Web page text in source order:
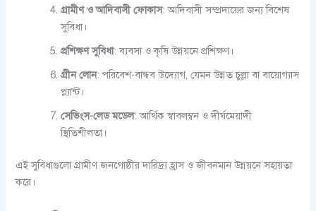
গ্রামীণ ও আদিবাসী ফোকাস: আদিবাসী সম্প্রদায়ের জন্য বিশেষ
সুবিধা।
প্রশিক্ষণ সুবিধা: ব্যবসা ও কৃষি উন্নয়নে প্রশিক্ষণ।
গ্রীন লোন: পরিবেশ-বান্ধব উদ্যোগ, যেমন উন্নত চুল্লা বা বায়োগ্যাস
প্ল্যান্ট।
সেভিংস-লেড মডেল: আর্থিক স্বাবলম্বন ও দীর্ঘমেয়াদী
স্থিতিশীলতা।
এই সুবিধাগুলো গ্রামীণ জনগোষ্ঠীর দারিদ্র্য হ্রাস ও জীবনমান উন্নয়নে সহায়তা
করে।